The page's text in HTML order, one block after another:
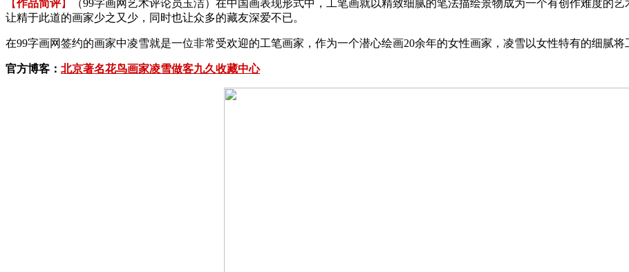
【作品简评】
（99字画网艺术评论员玉洁）在中国画表现形式中，工笔画就以精致细腻的笔法描绘景物成为一个有创作难度的
让精于此道的画家少之又少，同时也让众多的藏友深爱不已。
在99字画网签约的画家中凌雪就是一位非常受欢迎的工笔画家，作为一个潜心绘画20余年的女性画家，凌雪以女性特有的细腻
官方博客： 北京著名花鸟画家凌雪做客九久收藏中心